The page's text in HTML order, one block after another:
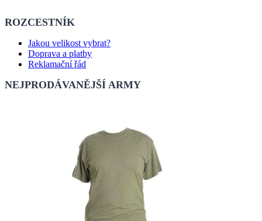
ROZCESTNÍK
Jakou velikost vybrat?
Doprava a platby
Reklamační řád
NEJPRODÁVANĚJŠÍ ARMY